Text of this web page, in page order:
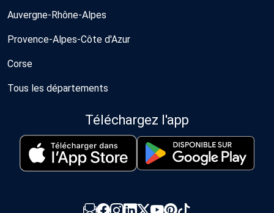
Auvergne-Rhône-Alpes
Provence-Alpes-Côte d'Azur
Corse
Tous les départements
Téléchargez l'app